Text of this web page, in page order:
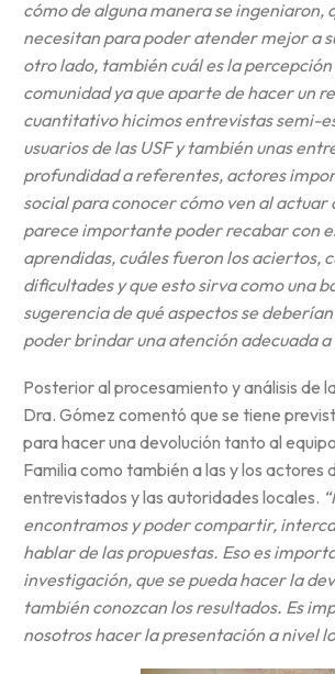
cómo de alguna manera se ingeniaron,
necesitan para poder atender mejor a
otro lado, también cuál es la
comunidad ya que aparte de hacer un
cuantitativo hicimos entrevistas semi-
usuarios de las USF y también unas
profundidad a referentes, actores
social para conocer cómo ven al actuar
parece importante poder recabar con
aprendidas, cuáles fueron los aciertos,
dificultades y que esto sirva como una
sugerencia de qué aspectos se
poder brindar una atención adecuada a
Posterior al procesamiento y análisis de
Dra. Gómez comentó que se tiene
para hacer una devolución tanto al
Familia como también a las y los actores
entrevistados y las autoridades locales.
encontramos y poder compartir,
hablar de las propuestas. Eso es
investigación, que se pueda hacer la
también conozcan los resultados. Es
nosotros hacer la presentación a nivel